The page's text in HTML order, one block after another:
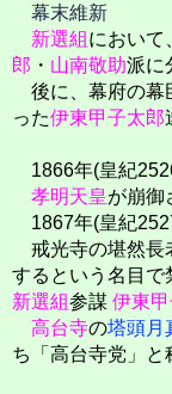
幕末維新
新選組において
郎 ・ 山南敬助派に
後に、幕府の幕
った伊東甲子太郎
1866年(皇紀
孝明天皇が崩御
1867年(皇紀
戒光寺の堪然長
するという名目で
新選組参謀 伊東
高台寺の塔頭月
ち「高台寺党」と